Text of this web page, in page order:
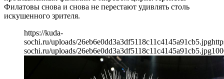
Филатовы снова и снова не перестают удивлять столь
искушенного зрителя.
https://kuda-
sochi.ru/uploads/26eb6e0dd3a3df5118c11c4145a91cb5.jpg
sochi.ru/uploads/26eb6e0dd3a3df5118c11c4145a91cb5.jpg